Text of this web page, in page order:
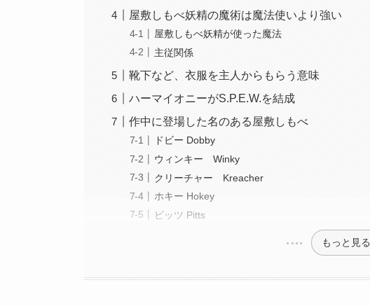
屋敷しもべ妖精の魔術は魔法使いより強い
屋敷しもべ妖精が使った魔法
主従関係
靴下など、衣服を主人からもらう意味
ハーマイオニーがS.P.E.W.を結成
作中に登場した名のある屋敷しもべ
ドビー Dobby
ウィンキー Winky
クリーチャー Kreacher
ホキー Hokey
ピッツ Pitts
もっと見る